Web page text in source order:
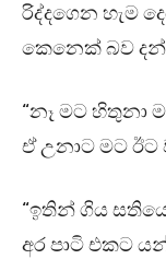
රිද්දගෙන හැම
කෙනෙක් බව
“නෑ මට හිතුනා
ඒ උනාට මට ඊට
“ඉතින් ගිය
අර පාටි එකට